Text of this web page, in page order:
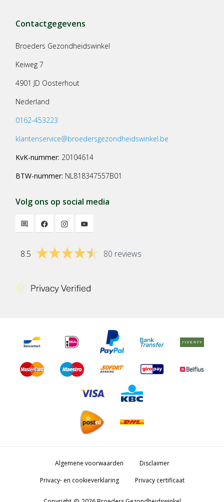
Contactgegevens
Broeders Gezondheidswinkel
Keiweg 7
4901 JD Oosterhout
Nederland
0162-453223
klantenservice@broedersgezondheidswinkel.be
KvK-nummer: 20104614
BTW-nummer: NL818347557B01
Volg ons op social media
8.5 80 reviews
Algemene voorwaarden
Disclaimer
Privacy- en cookieverklaring
Privacy certificaat